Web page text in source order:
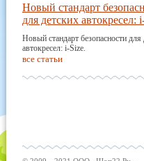
Новый стандарт
для детских автокресел:
Новый стандарт безопасности для
автокресел: i-Size.
все статьи